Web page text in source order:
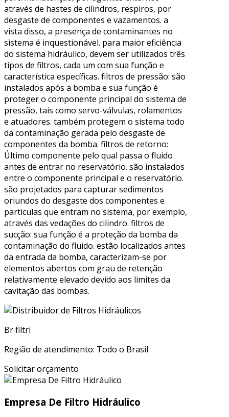
através de hastes de cilindros, respiros, por
desgaste de componentes e vazamentos. a
vista disso, a presença de contaminantes no
sistema é inquestionável. para maior eficiência
do sistema hidráulico, devem ser utilizados três
tipos de filtros, cada um com sua função e
característica específicas. filtros de pressão: são
instalados após a bomba e sua função é
proteger o componente principal do sistema de
pressão, tais como servo-válvulas, rolamentos
e atuadores. também protegem o sistema todo
da contaminação gerada pelo desgaste de
componentes da bomba. filtros de retorno:
Último componente pelo qual passa o fluido
antes de entrar no reservatório. são instalados
entre o componente principal e o reservatório.
são projetados para capturar sedimentos
oriundos do desgaste dos componentes e
partículas que entram no sistema, por exemplo,
através das vedações do cilindro. filtros de
sucção: sua função é a proteção da bomba da
contaminação do fluido. estão localizados antes
da entrada da bomba, caracterizam-se por
elementos abertos com grau de retenção
relativamente elevado devido aos limites da
cavitação das bombas.
Br filtri
Região de atendimento: Todo o Brasil
Solicitar orçamento
Empresa De Filtro Hidráulico